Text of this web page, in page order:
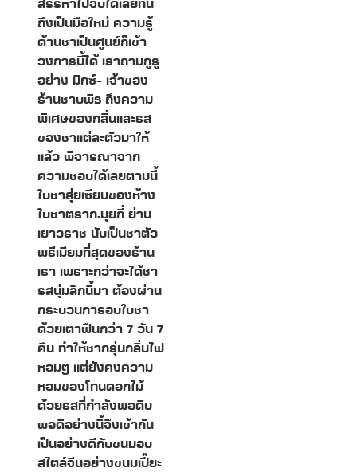
สรรหาไปจิบได้เลยที่นี่
ถึงเป็นมือใหม่ ความรู้
ด้านชาเป็นศูนย์ก็เข้า
วงการนี้ได้ เราถามกูรู
อย่าง มิกซ์- เจ้าของ
ร้านชาบพิธ ถึงความ
พิเศษของกลิ่นและรส
ของชาแต่ละตัวมาให้
แล้ว พิจารณาจาก
ความชอบได้เลยตามนี้
ใบชาสุ่ยเซียนของห้าง
ใบชาตราก.มุยกี่ ย่าน
เยาวราช นับเป็นชาตัว
พรีเมียมที่สุดของร้าน
เรา เพราะกว่าจะได้ชา
รสนุ่มลึกนี้มา ต้องผ่าน
กระบวนการอบใบชา
ด้วยเตาฟืนกว่า 7 วัน 7
คืน ทำให้ชากรุ่นกลิ่นไฟ
หอมๆ แต่ยังคงความ
หอมของโทนดอกไม้
ด้วยรสที่กำลังพอดิบ
พอดีอย่างนี้จึงเข้ากัน
เป็นอย่างดีกับขนมอบ
สไตล์จีนอย่างขนมเปี๊ยะ